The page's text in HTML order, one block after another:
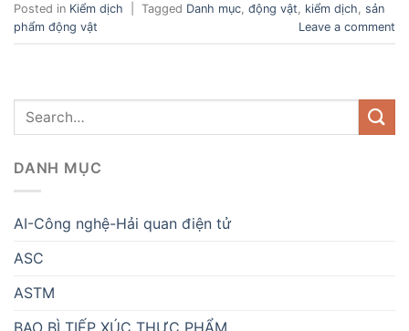
Posted in Kiểm dịch Tagged Danh mục động vật kiểm dịch sản
phẩm động vật
Leave a comment
DANH MỤC
AI-Công nghệ-Hải quan điện tử
ASC
ASTM
BAO BÌ TIẾP XÚC THỰC PHẨM